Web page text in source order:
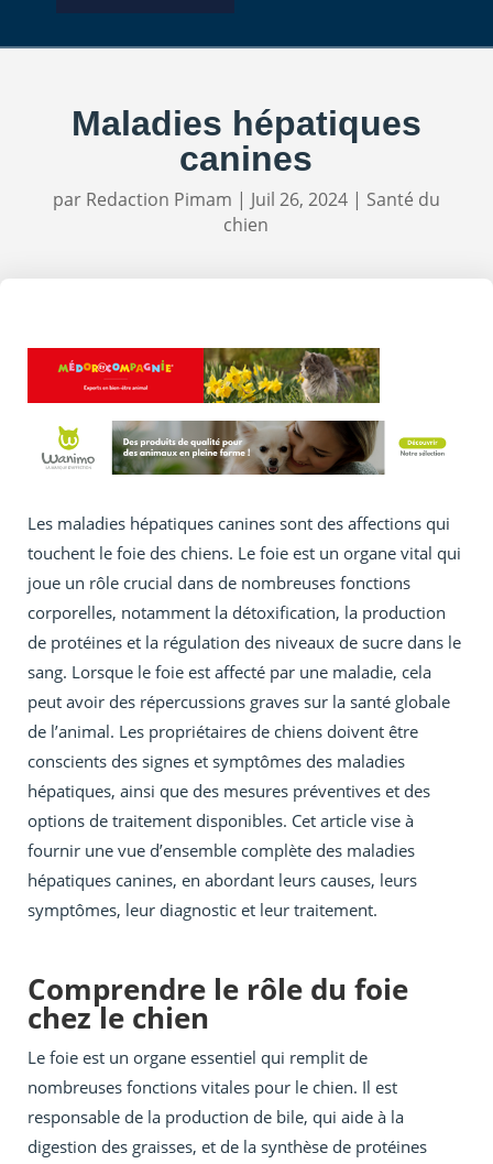
Maladies hépatiques
canines
par Redaction Pimam | Juil 26, 2024| Santé du
chien
Les maladies hépatiques canines sont des affections qui
touchent le foie des chiens. Le foie est un organe vital qui
joue un rôle crucial dans de nombreuses fonctions
corporelles, notamment la détoxification, la production
de protéines et la régulation des niveaux de sucre dans le
sang. Lorsque le foie est affecté par une maladie, cela
peut avoir des répercussions graves sur la santé globale
de l’animal. Les propriétaires de chiens doivent être
conscients des signes et symptômes des maladies
hépatiques, ainsi que des mesures préventives et des
options de traitement disponibles. Cet article vise à
fournir une vue d’ensemble complète des maladies
hépatiques canines, en abordant leurs causes, leurs
symptômes, leur diagnostic et leur traitement.
Comprendre le rôle du foie
chez le chien
Le foie est un organe essentiel qui remplit de
nombreuses fonctions vitales pour le chien. Il est
responsable de la production de bile, qui aide à la
digestion des graisses, et de la synthèse de protéines